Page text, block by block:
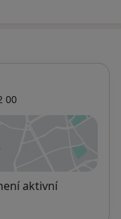
00
v nové záložce
aktivní